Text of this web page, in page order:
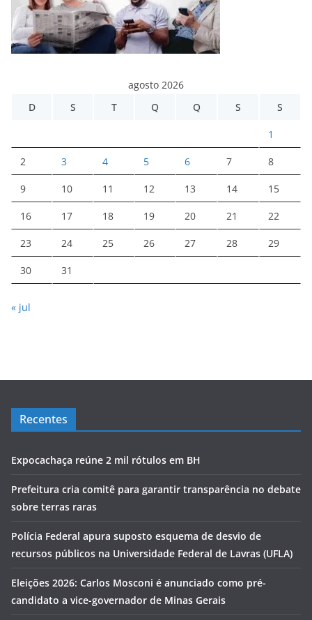
agosto 2026
D
S T Q Q S S
1
2 3 4 5 6 7 8
9 10 11 12 13 14 15
16 17 18 19 20 21 22
23 24 25 26 27 28 29
30 31
« jul
Recentes
Expocachaça reúne 2 mil rótulos em BH
Prefeitura cria comitê para garantir transparência no debate
sobre terras raras
Polícia Federal apura suposto esquema de desvio de
recursos públicos na Universidade Federal de Lavras (UFLA)
Eleições 2026: Carlos Mosconi é anunciado como pré-
candidato a vice-governador de Minas Gerais